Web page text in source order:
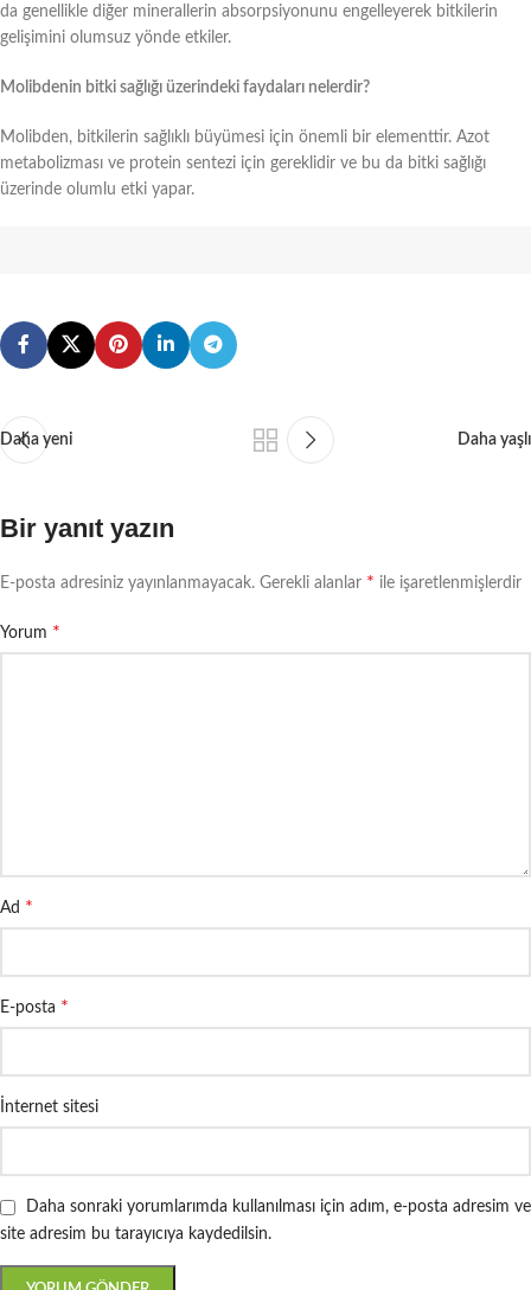
da genellikle diğer minerallerin absorpsiyonunu engelleyerek bitkilerin
gelişimini olumsuz yönde etkiler.
Molibdenin bitki sağlığı üzerindeki faydaları nelerdir?
Molibden, bitkilerin sağlıklı büyümesi için önemli bir elementtir. Azot
metabolizması ve protein sentezi için gereklidir ve bu da bitki sağlığı
üzerinde olumlu etki yapar.
Daha yeni Daha yaşlı
Bir yanıt yazın
E-posta adresiniz yayınlanmayacak. Gerekli alanlar * ile işaretlenmişlerdir
Yorum *
Ad *
E-posta *
İnternet sitesi
Daha sonraki yorumlarımda kullanılması için adım, e-posta adresim ve
site adresim bu tarayıcıya kaydedilsin.